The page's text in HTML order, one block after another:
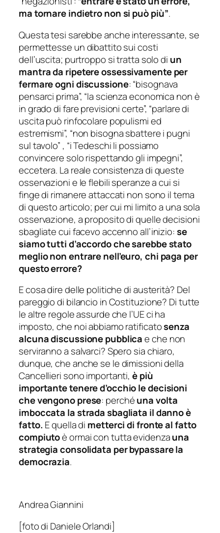
ma tornare indietro non si può più”.
Questa tesi sarebbe anche interessante, se
permettesse un dibattito sui costi
dell’uscita; purtroppo si tratta solo di un
mantra da ripetere ossessivamente per
fermare ogni discussione: “bisognava
pensarci prima”, “la scienza economica non è
in grado di fare previsioni certe”, “parlare di
uscita può rinfocolare populismi ed
estremismi”, “non bisogna sbattere i pugni
sul tavolo” , “i Tedeschi li possiamo
convincere solo rispettando gli impegni”,
eccetera. La reale consistenza di queste
osservazioni e le flebili speranze a cui si
finge di rimanere attaccati non sono il tema
di questo articolo; per cui mi limito a una sola
osservazione, a proposito di quelle decisioni
sbagliate cui facevo accenno all’inizio:se
siamo tutti d’accordo che sarebbe stato
meglio non entrare nell’euro, chi paga per
questo errore?
E cosa dire delle politiche di austerità? Del
pareggio di bilancio in Costituzione? Di tutte
le altre regole assurde che l’UE ci ha
imposto, che noi abbiamo ratificatosenza
alcuna discussione pubblicae che non
serviranno a salvarci? Spero sia chiaro,
dunque, che anche se le dimissioni della
Cancellieri sono importanti,è più
importante tenere d’occhio le decisioni
che vengono prese: perchéuna volta
imboccata la strada sbagliata il danno è
fatto. E quella di metterci di fronte al fatto
compiutoè ormai con tutta evidenzauna
strategia consolidata per bypassare la
democrazia.
Andrea Giannini
[foto di Daniele Orlandi]